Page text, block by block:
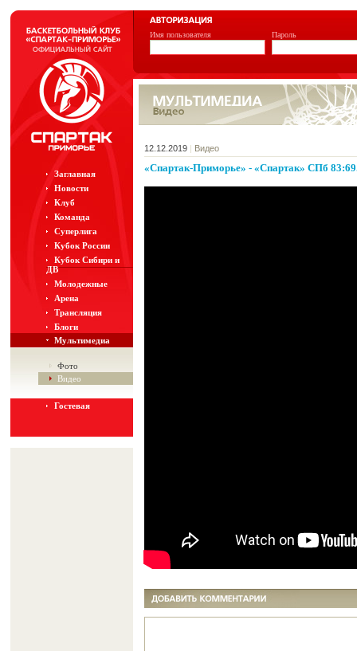
Имя пользователя Пароль
Заглавная
Новости
Клуб
Команда
Суперлига
Кубок России
Кубок Сибири и
ДВ
Молодежные
Арена
Трансляция
Блоги
Мультимедиа
Фото
Видео
Гостевая
12.12.2019 | Видео
«Спартак-Приморье» - «Спартак» СПб